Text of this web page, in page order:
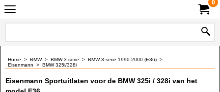
0
Home > BMW> BMW 3 serie > BMW 3-serie 1990-2000 (E36) >
Eisenmann > BMW 325i/328i
Eisenmann Sportuitlaten voor de BMW 325i / 328i van het